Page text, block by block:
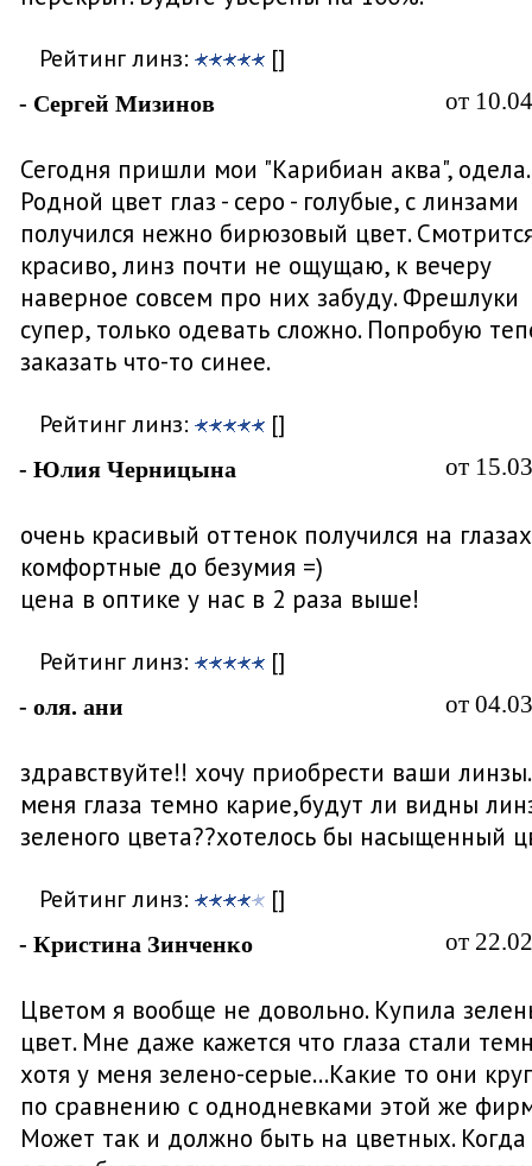
Рейтинг линз: []
- Сергей Мизинов от
Сегодня пришли мои "Карибиан аква",
Родной цвет глаз - серо - голубые, с линзами
получился нежно бирюзовый цвет.
красиво, линз почти не ощущаю, к вечеру
наверное совсем про них забуду. Фрешлуки
супер, только одевать сложно. Попробую
заказать что-то синее.
Рейтинг линз: []
- Юлия Черницына от
очень красивый оттенок получился на
комфортные до безумия =)
цена в оптике у нас в 2 раза выше!
Рейтинг линз: []
- оля. ани от
здравствуйте!! хочу приобрести ваши
меня глаза темно карие,будут ли видны
зеленого цвета??хотелось бы насыщенный
Рейтинг линз: []
- Кристина Зинченко от
Цветом я вообще не довольно. Купила
цвет. Мне даже кажется что глаза стали
хотя у меня зелено-серые...Какие то они
по сравнению с однодневками этой же
Может так и должно быть на цветных. Когда